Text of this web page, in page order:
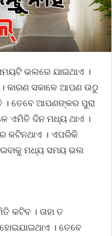
ଭଲରେ ଯାଇଥାଏ ।
କାରଣ ସକାଳେ ଆପଣ ଉଠୁ
। ତେବେ ଆପଣଙ୍କର ପୁରା
ଏମିତି ଦିନ ମଧ୍ୟ ଥାଏ ।
କଟିନଥାଏ । ଏପରିକି
ମଧ୍ୟ ସମୟ ଭଲ
କଟିବ । ତାହା ତ
। ତେବେ